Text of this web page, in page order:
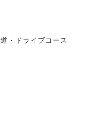
道・ドライブコース